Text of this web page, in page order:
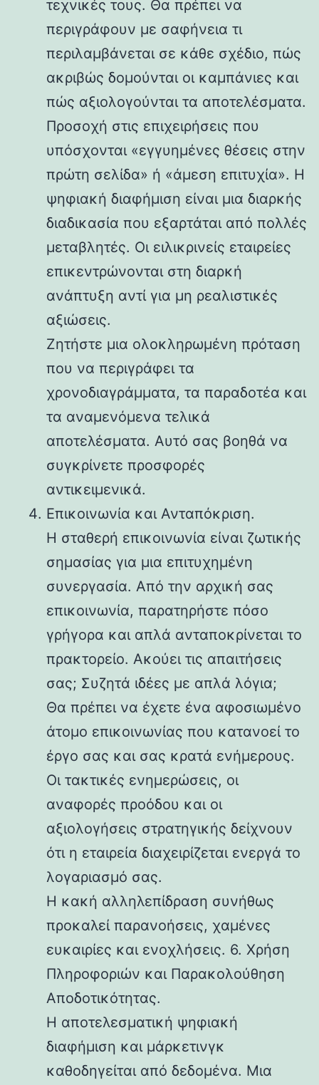
τεχνικές τους. Θα πρέπει να
περιγράφουν με σαφήνεια τι
περιλαμβάνεται σε κάθε σχέδιο, πώς
ακριβώς δομούνται οι καμπάνιες και
πώς αξιολογούνται τα αποτελέσματα.
Προσοχή στις επιχειρήσεις που
υπόσχονται «εγγυημένες θέσεις στην
πρώτη σελίδα» ή «άμεση επιτυχία». Η
ψηφιακή διαφήμιση είναι μια διαρκής
διαδικασία που εξαρτάται από πολλές
μεταβλητές. Οι ειλικρινείς εταιρείες
επικεντρώνονται στη διαρκή
ανάπτυξη αντί για μη ρεαλιστικές
αξιώσεις.
Ζητήστε μια ολοκληρωμένη πρόταση
που να περιγράφει τα
χρονοδιαγράμματα, τα παραδοτέα και
τα αναμενόμενα τελικά
αποτελέσματα. Αυτό σας βοηθά να
συγκρίνετε προσφορές
αντικειμενικά.
Επικοινωνία και Ανταπόκριση.
Η σταθερή επικοινωνία είναι ζωτικής
σημασίας για μια επιτυχημένη
συνεργασία. Από την αρχική σας
επικοινωνία, παρατηρήστε πόσο
γρήγορα και απλά ανταποκρίνεται το
πρακτορείο. Ακούει τις απαιτήσεις
σας; Συζητά ιδέες με απλά λόγια;
Θα πρέπει να έχετε ένα αφοσιωμένο
άτομο επικοινωνίας που κατανοεί το
έργο σας και σας κρατά ενήμερους.
Οι τακτικές ενημερώσεις, οι
αναφορές προόδου και οι
αξιολογήσεις στρατηγικής δείχνουν
ότι η εταιρεία διαχειρίζεται ενεργά το
λογαριασμό σας.
Η κακή αλληλεπίδραση συνήθως
προκαλεί παρανοήσεις, χαμένες
ευκαιρίες και ενοχλήσεις. 6. Χρήση
Πληροφοριών και Παρακολούθηση
Αποδοτικότητας.
Η αποτελεσματική ψηφιακή
διαφήμιση και μάρκετινγκ
καθοδηγείται από δεδομένα. Μια